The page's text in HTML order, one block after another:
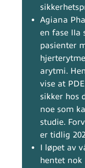
Agiana
en fase IIa
pasienter
arytmi.
vise at
sikker hos
noe som
studie.
er tidlig
I løpet av
hentet